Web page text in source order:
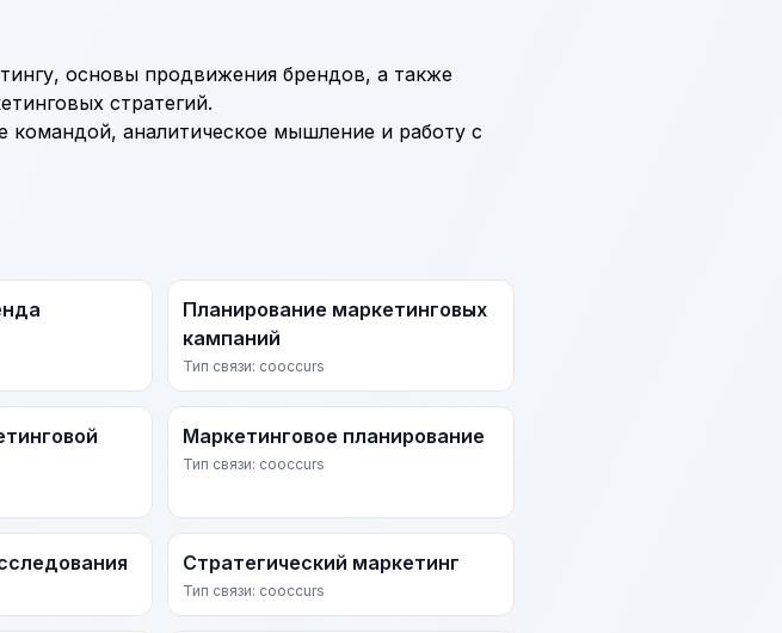
основы продвижения брендов, а также
стратегий.
командой, аналитическое мышление и работу с
Планирование маркетинговых
кампаний
Тип связи: cooccurs
Маркетинговое планирование
Тип связи: cooccurs
Стратегический маркетинг
Тип связи: cooccurs